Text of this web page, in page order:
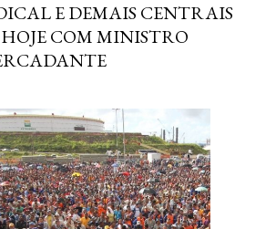
E DEMAIS CENTRAIS
COM MINISTRO